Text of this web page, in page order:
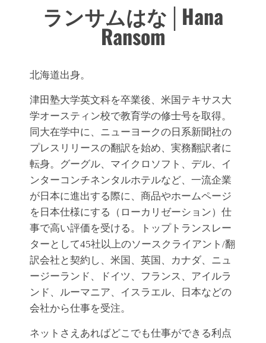
ランサムはな│Hana
Ransom
北海道出身。
津田塾大学英文科を卒業後、米国テキサス大
学オースティン校で教育学の修士号を取得。
同大在学中に、ニューヨークの日系新聞社の
プレスリリースの翻訳を始め、実務翻訳者に
転身。グーグル、マイクロソフト、デル、イ
ンターコンチネンタルホテルなど、一流企業
が日本に進出する際に、商品やホームページ
を日本仕様にする（ローカリゼーション）仕
事で高い評価を受ける。トップトランスレー
ターとして45社以上のソースクライアント/翻
訳会社と契約し、米国、英国、カナダ、ニュ
ージーランド、ドイツ、フランス、アイルラ
ンド、ルーマニア、イスラエル、日本などの
会社から仕事を受注。
ネットさえあればどこでも仕事ができる利点